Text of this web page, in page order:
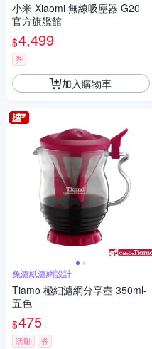
小米 Xiaomi 無線吸塵器 G20
官方旗艦館
$4,499
券
加入購物車
免濾紙濾網設計
Tiamo 極細濾網分享壺 350ml-
五色
$475
活動 券